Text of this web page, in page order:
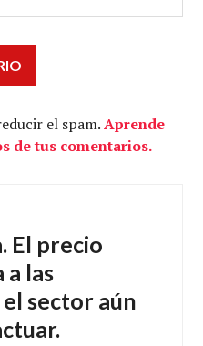
el spam.Aprende
de tus comentarios.
El precio
las
sector aún